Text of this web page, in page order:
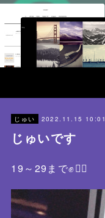
じゅい 2022.11.15 10:01
じゅいです
19～29まで✊❤️‍🔥